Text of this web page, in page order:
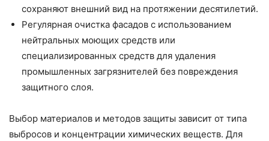
сохраняют внешний вид на протяжении десятилетий.
Регулярная очистка фасадов с использованием
нейтральных моющих средств или
специализированных средств для удаления
промышленных загрязнителей без повреждения
защитного слоя.
Выбор материалов и методов защиты зависит от типа
выбросов и концентрации химических веществ. Для